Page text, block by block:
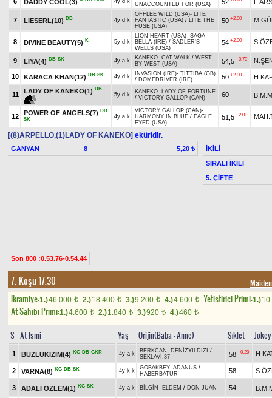
DADDY COOL(3) 4y d k
UNACCOUNTED FOR (USA)
52
7 LIESERL(10) DB 4y d k
OFFLEE WILD (USA)- LITE
FANTASTIC (USA) / LITE THE
FUSE (USA)
50 +2.00
8 DIVINE BEAUTY(5) K 5y d k
LION HEART (USA)- SAGA
BELLA (IRE) / SADLER'S
WELLS (USA)
54 +2.00
9 LİYA(4) DB SK 4y a k KANEKO- CAT WALK / WEST
BY WEST (USA)
54,5 +0.70
10 KARACA KHAN(12) DB SK 4y d k INVASION (IRE)- TITTIBA (GB)
/ DOMEDRIVER (IRE) 50 +2.00
11
LADY OF KANEKO(1) DB
5y d k KANEKO- LADY OF FORTUNE
/ VICTORY GALLOP (CAN) 60
12
POWER OF ANGELS(7) DB
SK
4y a k
VICTORY GALLOP (CAN)-
HARMONY IN BLUE / EAGLE
EYED (USA)
51,5 +2.00
[(8)ARPELLO,(1)LADY OF KANEKO] eküridir.
GANYAN 8 5,20 ₺
İKİLİ
SIRALI İKİLİ
5. ÇİFTE
Son 800 :0.53.76-0.54.44
7. Koşu 17.30
Ikramiye:1.)46.000 t 2.)18.400 t 3.)9.200 t 4.)4.600 t Yetistirici Primi:1.)
At Sahibi Primi:1.)4.600 t 2.)1.840 t 3.)920 t 4.)460 t
S At İsmi Yaş Orijin(Baba - Anne) Sıklet Jokey
1 BUZLUKIZIM(4) KG DB GKR 4y a k BERKCAN - DENİZYILDIZI /
SEKLAVİ.37
58 +0.20
2 VARNA(8) KG DB SK 4y k k GOBAKBEY- ADANUS /
HABERBATUR
58
3 ADALI ÖZLEM(1) KG SK 4y a k BİLGİN - ELDEM / DON JUAN 54